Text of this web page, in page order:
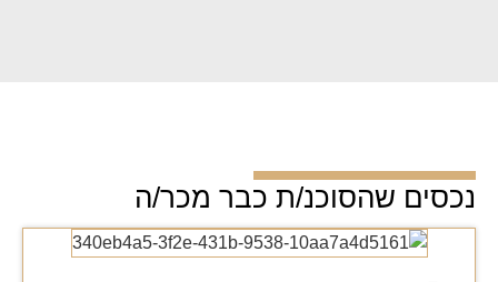
נכסים שהסוכנ/ת כבר מכר/ה